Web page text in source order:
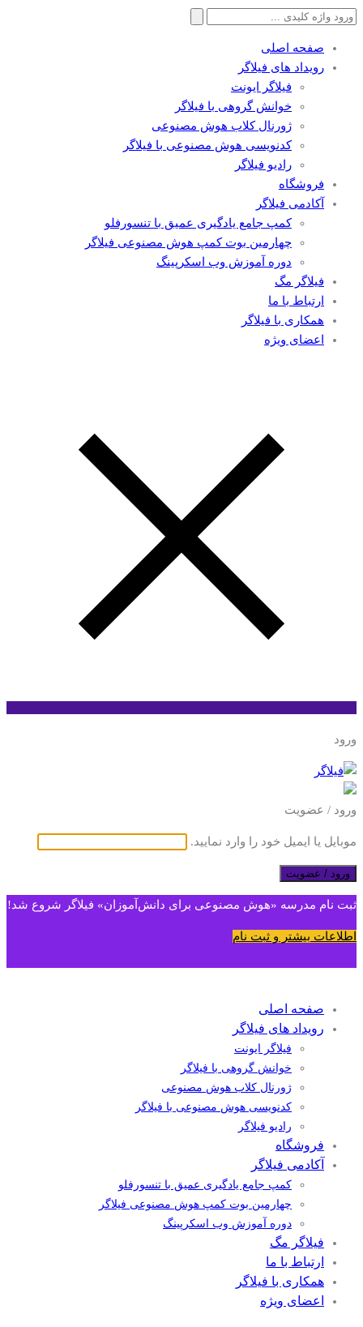
جستجو
صفحه اصلی
رویداد های فیلاگر
فیلاگر ایونت
خوانش گروهی با فیلاگر
ژورنال کلاب هوش مصنوعی
کدنویسی هوش مصنوعی با فیلاگر
رادیو فیلاگر
فروشگاه
آکادمی فیلاگر
کمپ جامع یادگیری عمیق با تنسورفلو
چهارمین بوت کمپ هوش مصنوعی فیلاگر
دوره آموزش وب اسکرپینگ
فیلاگر مگ
ارتباط با ما
همکاری با فیلاگر
اعضای ویژه
ورود
ورود / عضویت
موبایل یا ایمیل خود را وارد نمایید.
ورود / عضویت
ثبت نام مدرسه «هوش مصنوعی برای دانش‌آموزان» فیلاگر شروع شد!
اطلاعات بیشتر و ثبت نام
صفحه اصلی
رویداد های فیلاگر
فیلاگر ایونت
خوانش گروهی با فیلاگر
ژورنال کلاب هوش مصنوعی
کدنویسی هوش مصنوعی با فیلاگر
رادیو فیلاگر
فروشگاه
آکادمی فیلاگر
کمپ جامع یادگیری عمیق با تنسورفلو
چهارمین بوت کمپ هوش مصنوعی فیلاگر
دوره آموزش وب اسکرپینگ
فیلاگر مگ
ارتباط با ما
همکاری با فیلاگر
اعضای ویژه